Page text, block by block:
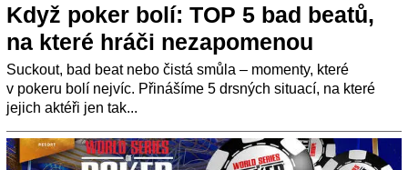
Když poker bolí: TOP 5 bad beatů,
na které hráči nezapomenou
Suckout, bad beat nebo čistá smůla – momenty, které
v pokeru bolí nejvíc. Přinášíme 5 drsných situací, na které
jejich aktéři jen tak...